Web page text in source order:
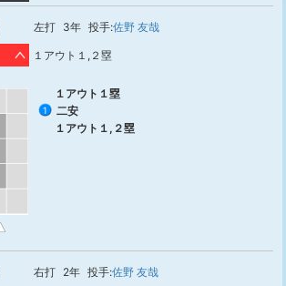
左打 3年 投手:佐野 友哉
１アウト１,２塁
１アウト１塁
1
二安
１アウト１,２塁
右打 2年 投手:佐野 友哉